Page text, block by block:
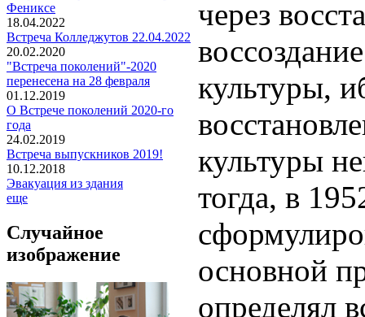
Фениксе
18.04.2022
Встреча Колледжутов 22.04.2022
20.02.2020
"Встреча поколений"-2020
перенесена на 28 февраля
01.12.2019
О Встрече поколений 2020-го
года
24.02.2019
Встреча выпускников 2019!
10.12.2018
Эвакуация из здания
еще
Случайное
изображение
через
культуры,
культуры
тогда, в
основной
определял